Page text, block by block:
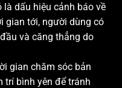
là dấu hiệu cảnh báo về
gian tới, người dùng có
và căng thẳng do
gian chăm sóc bản
trí bình yên để tránh